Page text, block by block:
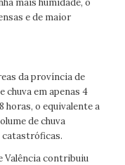
e de maior
da província de
chuva em apenas 4
horas, o equivalente a
de chuva
catastróficas.
Valência contribuiu